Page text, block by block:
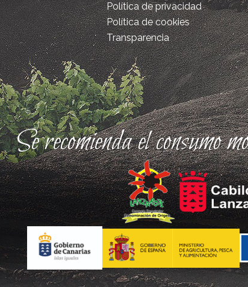
Política de privacidad
Política de cookies
Transparencia
Se recomienda el consumo